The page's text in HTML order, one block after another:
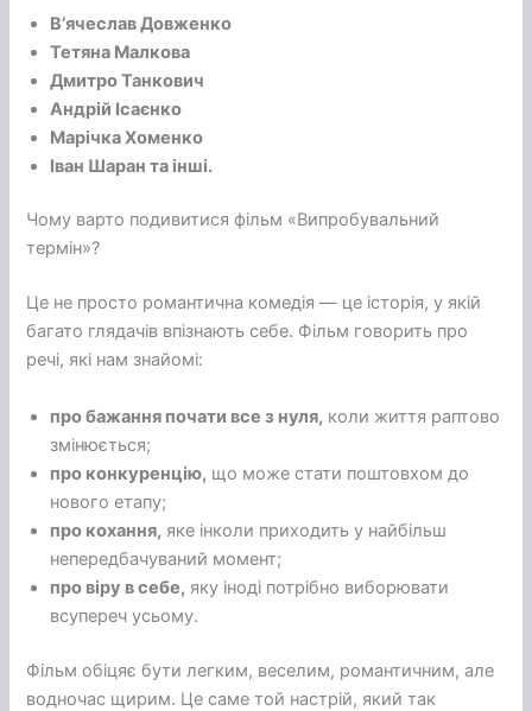
Вʼячеслав Довженко
Тетяна Малкова
Дмитро Танкович
Андрій Ісаєнко
Марічка Хоменко
Іван Шаран та інші.
Чому варто подивитися фільм «Випробувальний
термін»?
Це не просто романтична комедія — це історія, у якій
багато глядачів впізнають себе. Фільм говорить про
речі, які нам знайомі:
про бажання почати все з нуля, коли життя раптово
змінюється;
про конкуренцію, що може стати поштовхом до
нового етапу;
про кохання, яке інколи приходить у найбільш
непередбачуваний момент;
про віру в себе, яку іноді потрібно виборювати
всупереч усьому.
Фільм обіцяє бути легким, веселим, романтичним, але
водночас щирим. Це саме той настрій, який так